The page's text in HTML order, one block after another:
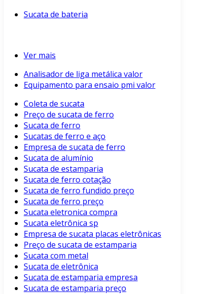
Sucata de bateria
Ver mais
Analisador de liga metálica valor
Equipamento para ensaio pmi valor
Coleta de sucata
Preço de sucata de ferro
Sucata de ferro
Sucatas de ferro e aço
Empresa de sucata de ferro
Sucata de alumínio
Sucata de estamparia
Sucata de ferro cotação
Sucata de ferro fundido preço
Sucata de ferro preço
Sucata eletronica compra
Sucata eletrônica sp
Empresa de sucata placas eletrônicas
Preço de sucata de estamparia
Sucata com metal
Sucata de eletrônica
Sucata de estamparia empresa
Sucata de estamparia preço